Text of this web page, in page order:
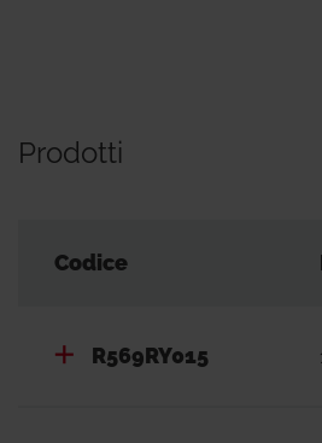
Prodotti
Codice
R569RY015